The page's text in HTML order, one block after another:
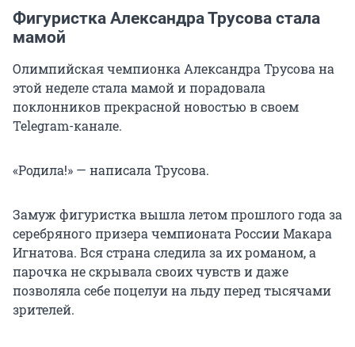
Фигуристка Александра Трусова стала
мамой
Олимпийская чемпионка Александра Трусова на
этой неделе стала мамой и порадовала
поклонников прекрасной новостью в своем
Telegram-канале.
«Родила!» — написала Трусова.
Замуж фигуристка вышла летом прошлого года за
серебряного призера чемпионата России Макара
Игнатова. Вся страна следила за их романом, а
парочка не скрывала своих чувств и даже
позволяла себе поцелуи на льду перед тысячами
зрителей.